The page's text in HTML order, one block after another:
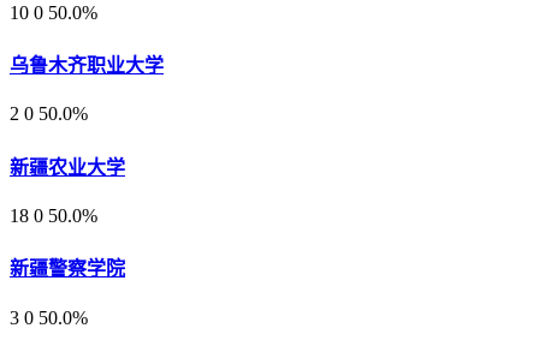
10 0 50.0%
乌鲁木齐职业大学
2 0 50.0%
新疆农业大学
18 0 50.0%
新疆警察学院
3 0 50.0%